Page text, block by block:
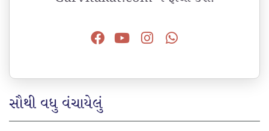
સૌથી વધુ વંચાયેલું